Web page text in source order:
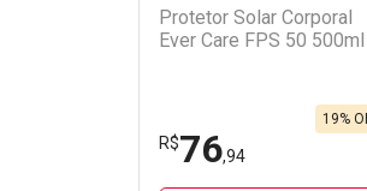
Protetor Solar Corporal
Ever Care FPS 50 500ml
R$76,94
19%